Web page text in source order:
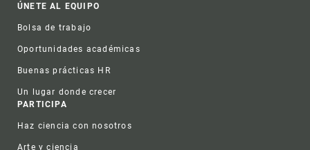
ÚNETE AL EQUIPO
Bolsa de trabajo
Oportunidades académicas
Buenas prácticas HR
Un lugar donde crecer
PARTICIPA
Haz ciencia con nosotros
Arte y ciencia